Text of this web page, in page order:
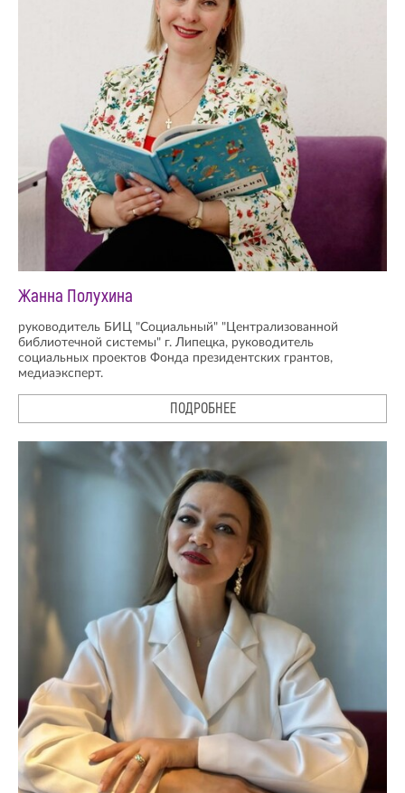
Жанна Полухина
руководитель БИЦ "Социальный" "Централизованной
библиотечной системы" г. Липецка, руководитель
социальных проектов Фонда президентских грантов,
медиаэксперт.
ПОДРОБНЕЕ